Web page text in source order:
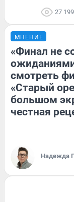
27 199
МНЕНИЕ
«Финал не
смотреть
«Старый
большом
честная
Надежда